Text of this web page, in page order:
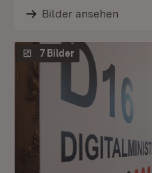
Bilder ansehen
7 Bilder